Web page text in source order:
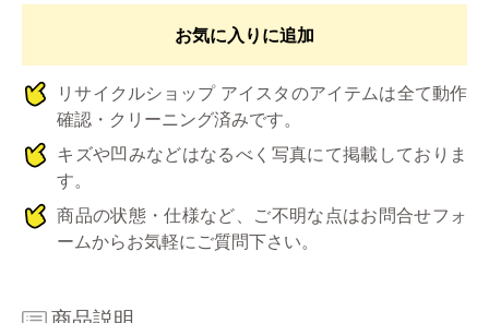
お気に入りに追加
リサイクルショップ アイスタのアイテムは全て動作
確認・クリーニング済みです。
キズや凹みなどはなるべく写真にて掲載しておりま
す。
商品の状態・仕様など、ご不明な点はお問合せフォ
ームからお気軽にご質問下さい。